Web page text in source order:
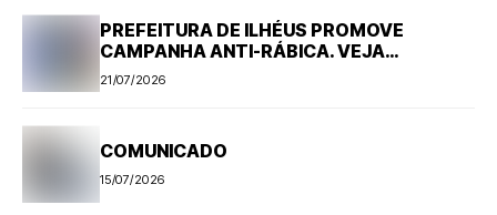
PREFEITURA DE ILHÉUS PROMOVE
CAMPANHA ANTI-RÁBICA. VEJA
PROGRAMAÇÃO
21/07/2026
COMUNICADO
15/07/2026